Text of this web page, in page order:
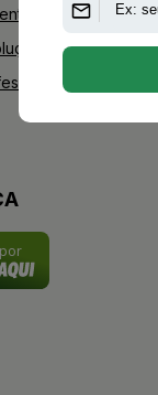
do consumidor